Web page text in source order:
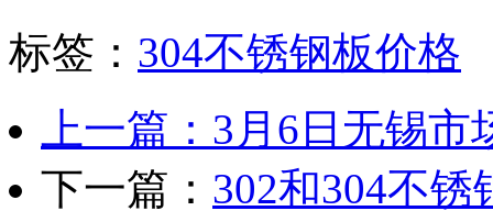
标签： 304不锈钢板价格
上一篇：3月6日无锡
下一篇： 302和304不